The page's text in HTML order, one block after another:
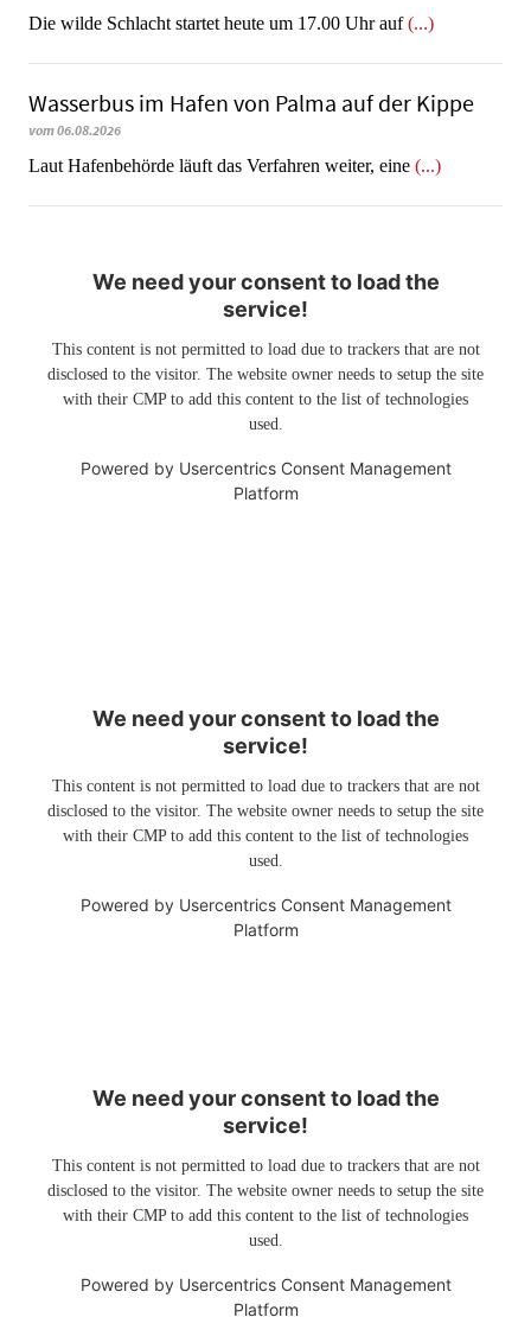
Die wilde Schlacht startet heute um 17.00 Uhr auf(...)
Wasserbus im Hafen von Palma auf der Kippe
vom 06.08.2026
Laut Hafenbehörde läuft das Verfahren weiter, eine (...)
We need your consent to load the
service!
This content is not permitted to load due to trackers that are not
disclosed to the visitor. The website owner needs to setup the site
with their CMP to add this content to the list of technologies
used.
Powered by Usercentrics Consent Management
Platform
We need your consent to load the
service!
This content is not permitted to load due to trackers that are not
disclosed to the visitor. The website owner needs to setup the site
with their CMP to add this content to the list of technologies
used.
Powered by Usercentrics Consent Management
Platform
We need your consent to load the
service!
This content is not permitted to load due to trackers that are not
disclosed to the visitor. The website owner needs to setup the site
with their CMP to add this content to the list of technologies
used.
Powered by Usercentrics Consent Management
Platform